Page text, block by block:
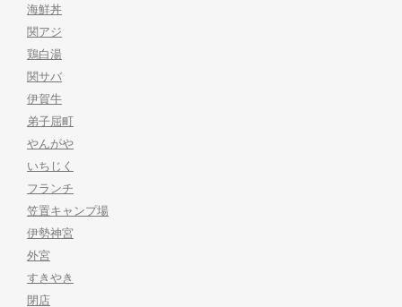
海鮮丼
関アジ
鶏白湯
関サバ
伊賀牛
弟子屈町
やんがや
いちじく
フランチ
笠置キャンプ場
伊勢神宮
外宮
すきやき
閉店